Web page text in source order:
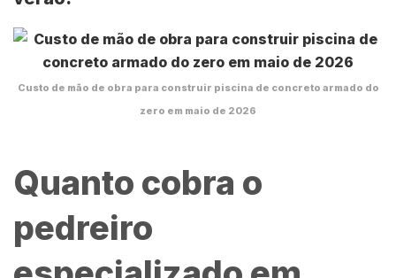
Custo de mão de obra para construir piscina de concreto armado do
zero em maio de 2026
Quanto cobra o
pedreiro